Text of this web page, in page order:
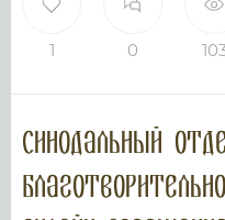
1 0
Синодальный